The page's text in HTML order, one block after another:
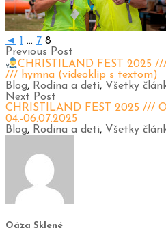
◄ 1 ... 7 8
Previous Post
CHRISTILAND FEST 2025
/// hymna (videoklip s textom)
Blog, Rodina a deti, Všetky
Next Post
CHRISTILAND FEST 2025 ///
04.-06.07.2025
Blog, Rodina a deti, Všetky
Oáza Sklené